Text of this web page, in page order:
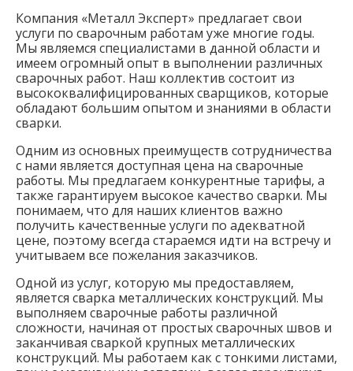
Компания «Металл Эксперт» предлагает свои
услуги по сварочным работам уже многие годы.
Мы являемся специалистами в данной области и
имеем огромный опыт в выполнении различных
сварочных работ. Наш коллектив состоит из
высококвалифицированных сварщиков, которые
обладают большим опытом и знаниями в области
сварки.
Одним из основных преимуществ сотрудничества
с нами является доступная цена на сварочные
работы. Мы предлагаем конкурентные тарифы, а
также гарантируем высокое качество сварки. Мы
понимаем, что для наших клиентов важно
получить качественные услуги по адекватной
цене, поэтому всегда стараемся идти на встречу и
учитываем все пожелания заказчиков.
Одной из услуг, которую мы предоставляем,
является сварка металлических конструкций. Мы
выполняем сварочные работы различной
сложности, начиная от простых сварочных швов и
заканчивая сваркой крупных металлических
конструкций. Мы работаем как с тонкими листами,